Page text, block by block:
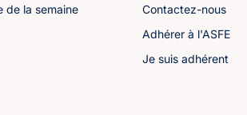
de la semaine
Contactez-nous
Adhérer à l'ASFE
Je suis adhérent